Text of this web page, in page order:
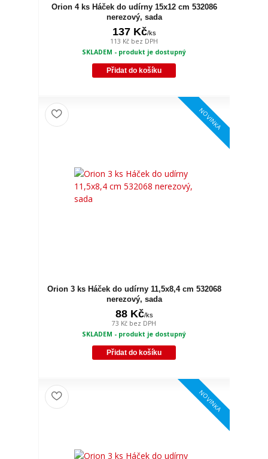
Orion 4 ks Háček do udírny 15x12 cm 532086
nerezový, sada
137 Kč/ks
113 Kč bez DPH
SKLADEM - produkt je dostupný
Přidat do košíku
NOVINKA
Orion 3 ks Háček do udírny 11,5x8,4 cm 532068
nerezový, sada
88 Kč/ks
73 Kč bez DPH
SKLADEM - produkt je dostupný
Přidat do košíku
NOVINKA